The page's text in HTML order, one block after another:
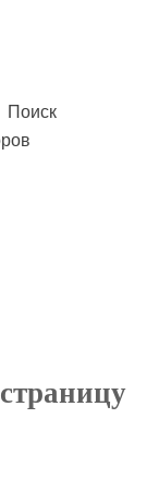
Поиск